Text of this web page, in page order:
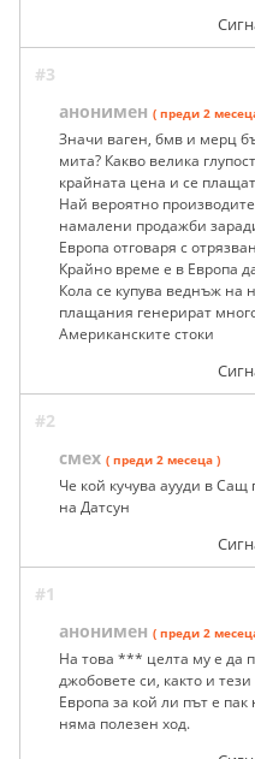
#3
анонимен ( преди 2
Значи ваген, бмв и мерц
мита? Какво велика
крайната цена и се
Най вероятно
намалени продажби
Европа отговаря с
Крайно време е в Европа
Кола се купува веднъж на
плащания генерират
Американските стоки
#2
смех ( преди 2 месеца )
Че кой кучува аууди в
на Датсун
#1
анонимен ( преди 2
На това *** целта му е да
джобовете си, както и
Европа за кой ли път е
няма полезен ход.